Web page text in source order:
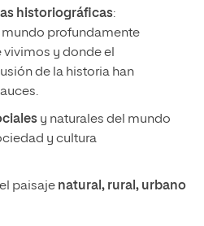
historiográficas:
profundamente
y donde el
de la historia han
y naturales del mundo
y cultura
paisaje natural, rural, urbano